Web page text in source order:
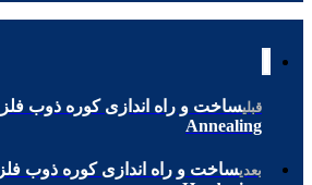
قبلیساخت و راه اندازی کوره ذوب فلز
Annealing
بعدیساخت و راه اندازی کوره ذوب فلز